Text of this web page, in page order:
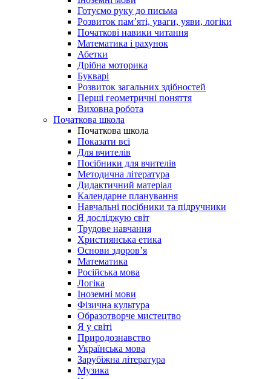
Готуємо руку до письма
Розвиток пам’яті, уваги, уяви, логіки
Початкові навики читання
Математика і рахунок
Абетки
Дрібна моторика
Букварі
Розвиток загальних здібностей
Перші геометричні поняття
Виховна робота
Початкова школа
Початкова школа
Показати всі
Для вчителів
Посібники для вчителів
Методична література
Дидактичний матеріал
Календарне планування
Навчальні посібники та підручники
Я досліджую світ
Трудове навчання
Християнська етика
Основи здоров’я
Математика
Російська мова
Логіка
Іноземні мови
Фізична культура
Образотворче мистецтво
Я у світі
Природознавство
Українська мова
Зарубіжна література
Музика